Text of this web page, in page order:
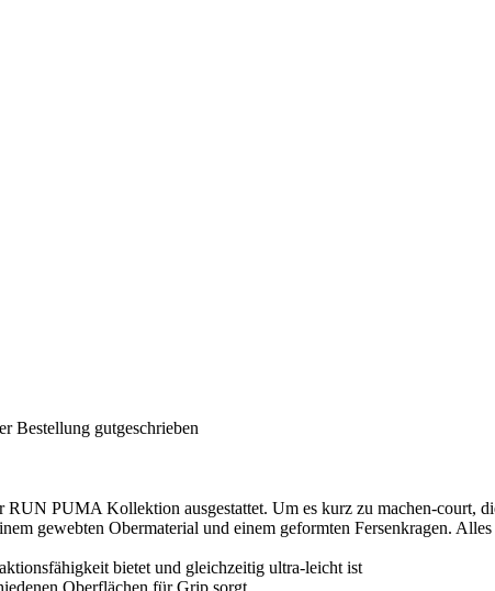
Bestellung gutgeschrieben
PUMA Kollektion ausgestattet. Um es kurz zu machen-court,
gewebten Obermaterial und einem geformten Fersenkragen. Alles
bietet und gleichzeitig ultra-leicht ist